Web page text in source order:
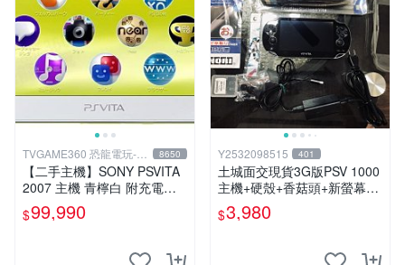
TVGAME360 恐龍電玩-台
中店
8650
【二手主機】SONY PSVITA
2007 主機 青檸白 附充電器
USB傳輸線 PS VITA PSV 台
中恐龍電玩
$99,990
Y2532098515 401
土城面交現貨3G版PSV 1000
主機+硬殼+香菇頭+新螢幕玻
璃貼+初音掛繩+可改機版本8
成新 一年保修如照片所有的
$3,980